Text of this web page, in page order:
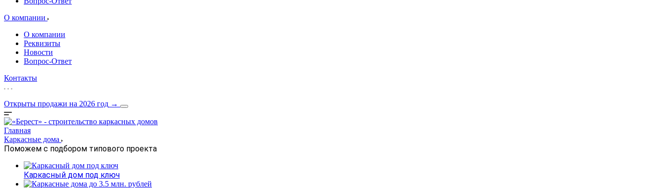
О компании
О компании
Реквизиты
Новости
Вопрос-Ответ
Контакты
Открыты продажи на 2026 год →
Главная
Каркасные дома
Поможем с подбором типового проекта
Каркасный дом под ключ